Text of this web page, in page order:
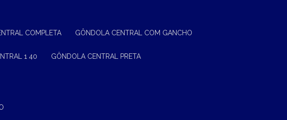
COMPLETA GÔNDOLA CENTRAL COM GANCHO
1 40 GÔNDOLA CENTRAL PRETA